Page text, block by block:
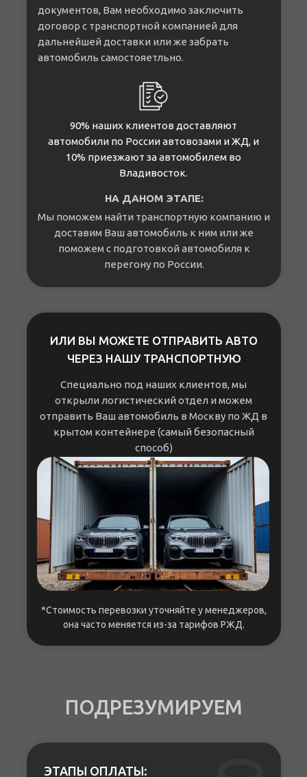
документов, Вам необходимо заключить
договор с транспортной компанией для
дальнейшей доставки или же забрать
автомобиль самостояетльно.
ИЛИ ВЫ МОЖЕТЕ ОТПРАВИТЬ АВТО
ЧЕРЕЗ НАШУ ТРАНСПОРТНУЮ
Специально под наших клиентов, мы
открыли логистический отдел и можем
отправить Ваш автомобиль в Москву по ЖД в
крытом контейнере (самый безопасный
способ)
*Стоимость перевозки уточняйте у менеджеров,
она часто меняется из-за тарифов РЖД.
90% наших клиентов доставляют
автомобили по России автовозами и ЖД, и
10% приезжают за автомобилем во
Владивосток.
Мы поможем найти транспортную компанию и
доставим Ваш автомобиль к ним или же
поможем с подготовкой автомобиля к
перегону по России.
НА ДАНОМ ЭТАПЕ:
ЭТАПЫ ОПЛАТЫ:
ПОДРЕЗУМИРУЕМ